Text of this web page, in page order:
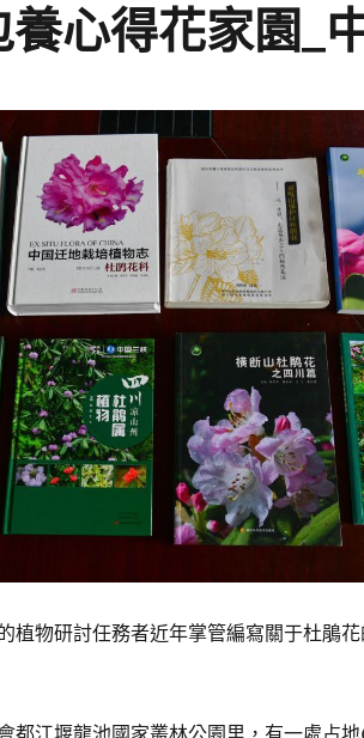
心得花家園_
植物研討任務者近年掌管編寫關于杜鵑
都江堰龍池國家叢林公園里，有一處占